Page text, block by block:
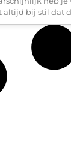
altijd bij stil dat